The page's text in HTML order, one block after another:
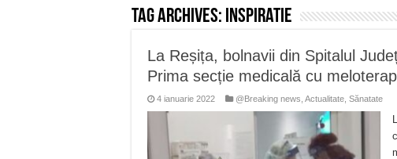
ANUNŢ OPRIRE ANUNŢ OPRIRE
Ștrandul Termal Ring din Oravița –
ANUNȚ OPRIRE APĂ în Reșița –
ANUNŢ OPRIRE APĂ în
Tag Archives: inspiratie
La Reșița, bolnavii din Spitalul
Prima secție medicală cu
4 ianuarie 2022 @Breaking news Actualitate Sănatate